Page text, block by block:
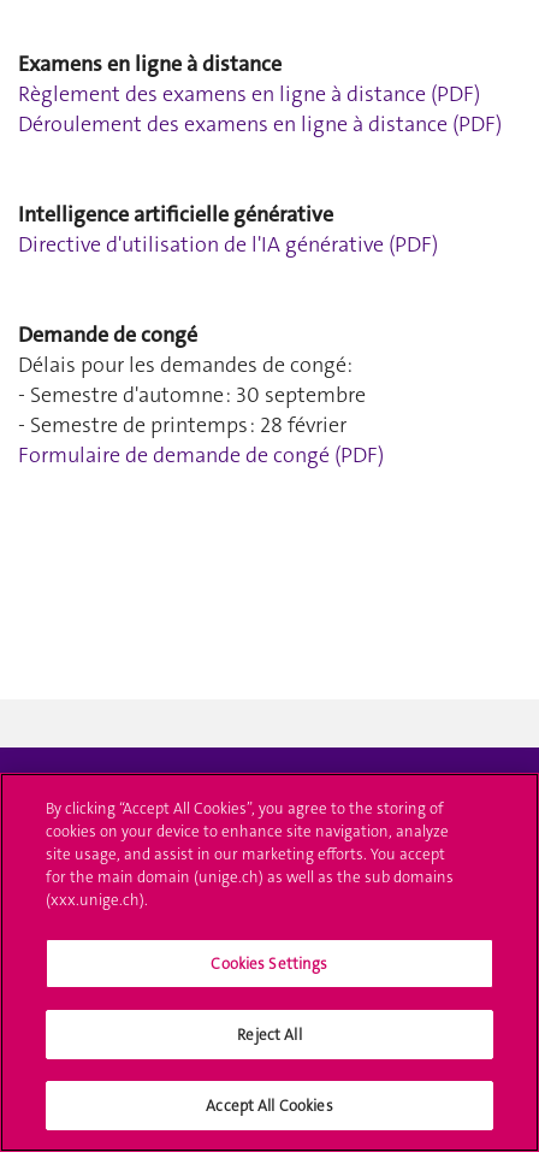
Examens en ligne à distance
Règlement des examens en ligne à distance (PDF)
Déroulement des examens en ligne à distance (PDF)
Intelligence artificielle générative
Directive d'utilisation de l'IA générative (PDF)
Demande de congé
Délais pour les demandes de congé:
- Semestre d'automne : 30 septembre
- Semestre de printemps : 28 février
Formulaire de demande de congé (PDF)
Adresse
1, rue De-Candolle
Case postale 1011
CH-1211 Genève 4
Newsletter
S'inscrire à la newsletter de la
Faculté de théologie
By clicking “Accept All Cookies”, you agree to the storing of
cookies on your device to enhance site navigation, analyze
site usage, and assist in our marketing efforts. You accept
for the main domain (unige.ch) as well as the sub domains
(xxx.unige.ch).
Cookies Settings
Reject All
Accept All Cookies